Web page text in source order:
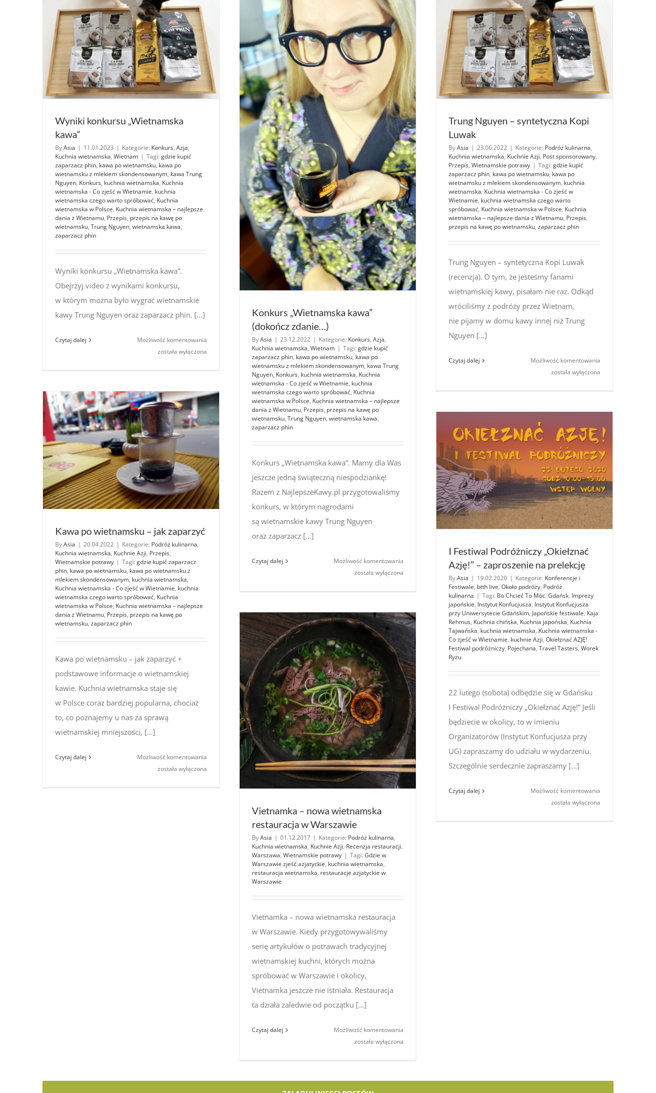
Wyniki konkursu „Wietnamska
kawa”
ByAsia | 11.01.2023 | Kategorie: Konkurs, Azja,
Kuchnia wietnamska, Wietnam | Tagi: gdzie kupić
zaparzacz phin, kawa po wietnamsku, kawa po
wietnamsku z mlekiem skondensowanym, kawa Trung
Nguyen, Konkurs, kuchnia wietnamska, Kuchnia
wietnamska - Co zjeść w Wietnamie, kuchnia
wietnamska czego warto spróbować, Kuchnia
wietnamska w Polsce, Kuchnia wietnamska – najlepsze
dania z Wietnamu, Przepis, przepis na kawę po
wietnamsku, Trung Nguyen, wietnamska kawa,
zaparzacz phin
Wyniki konkursu „Wietnamska kawa”.
Obejrzyj video z wynikami konkursu,
w którym można było wygrać wietnamskie
kawy Trung Nguyen oraz zaparzacz phin. […]
Czytaj dalej Możliwość komentowania
została wyłączona
Konkurs „Wietnamska kawa”
(dokończ zdanie…)
ByAsia | 23.12.2022 | Kategorie: Konkurs, Azja,
Kuchnia wietnamska, Wietnam | Tagi: gdzie kupić
zaparzacz phin, kawa po wietnamsku, kawa po
wietnamsku z mlekiem skondensowanym, kawa Trung
Nguyen, Konkurs, kuchnia wietnamska, Kuchnia
wietnamska - Co zjeść w Wietnamie, kuchnia
wietnamska czego warto spróbować, Kuchnia
wietnamska w Polsce, Kuchnia wietnamska – najlepsze
dania z Wietnamu, Przepis, przepis na kawę po
wietnamsku, Trung Nguyen, wietnamska kawa,
zaparzacz phin
Konkurs „Wietnamska kawa”. Mamy dla Was
jeszcze jedną świąteczną niespodziankę!
Razem z NajlepszeKawy.pl przygotowaliśmy
konkurs, w którym nagrodami
są wietnamskie kawy Trung Nguyen
oraz zaparzacz [...]
Czytaj dalej Możliwość komentowania
została wyłączona
Trung Nguyen – syntetyczna Kopi
Luwak
ByAsia | 23.06.2022 | Kategorie: Podróż kulinarna,
Kuchnia wietnamska, Kuchnie Azji, Post sponsorowany,
Przepis, Wietnamskie potrawy | Tagi: gdzie kupić
zaparzacz phin, kawa po wietnamsku, kawa po
wietnamsku z mlekiem skondensowanym, kuchnia
wietnamska, Kuchnia wietnamska - Co zjeść w
Wietnamie, kuchnia wietnamska czego warto
spróbować, Kuchnia wietnamska w Polsce, Kuchnia
wietnamska – najlepsze dania z Wietnamu, Przepis,
przepis na kawę po wietnamsku, zaparzacz phin
Trung Nguyen – syntetyczna Kopi Luwak
(recenzja). O tym, że jesteśmy fanami
wietnamskiej kawy, pisałam nie raz. Odkąd
wróciliśmy z podróży przez Wietnam,
nie pijamy w domu kawy innej niż Trung
Nguyen [...]
Czytaj dalej Możliwość komentowania
została wyłączona
Kawa po wietnamsku – jak zaparzyć
ByAsia | 20.04.2022 | Kategorie: Podróż kulinarna,
Kuchnia wietnamska, Kuchnie Azji, Przepis,
Wietnamskie potrawy | Tagi: gdzie kupić zaparzacz
phin, kawa po wietnamsku, kawa po wietnamsku z
mlekiem skondensowanym, kuchnia wietnamska,
Kuchnia wietnamska - Co zjeść w Wietnamie, kuchnia
wietnamska czego warto spróbować, Kuchnia
wietnamska w Polsce, Kuchnia wietnamska – najlepsze
dania z Wietnamu, Przepis, przepis na kawę po
wietnamsku, zaparzacz phin
Kawa po wietnamsku – jak zaparzyć +
podstawowe informacje o wietnamskiej
kawie. Kuchnia wietnamska staje się
w Polsce coraz bardziej popularna, chociaż
to, co poznajemy u nas za sprawą
wietnamskiej mniejszości, [...]
Czytaj dalej Możliwość komentowania
po wietnamsku
została wyłączona
I Festiwal Podróżniczy „Okiełznać
Azję!” – zaproszenie na prelekcję
ByAsia | 19.02.2020 | Kategorie: Konferencje i
Festiwale, btth live, Około podróży, Podróż
kulinarna | Tagi: Bo Chcieć To Móc, Gdańsk, Imprezy
japońskie, Instytut Konfucjusza, Instytut Konfucjusza
przy Uniwersytecie Gdańskim, Japońskie festiwale, Kaja
Rehmus, Kuchnia chińska, Kuchnia japońska, Kuchnia
Tajwańska, kuchnia wietnamska, Kuchnia wietnamska -
Co zjeść w Wietnamie, kuchnie Azji, Okiełznać AZJĘ!
Festiwal podróżniczy, Pojechana, Travel Tasters, Worek
Ryżu
22 lutego (sobota) odbędzie się w Gdańsku
I Festiwal Podróżniczy „Okiełznać Azję!” Jeśli
będziecie w okolicy, to w imieniu
Organizatorów (Instytut Konfucjusza przy
UG) zapraszamy do udziału w wydarzeniu.
Szczególnie serdecznie zapraszamy [...]
Czytaj dalej Możliwość komentowania
została wyłączona
Vietnamka – nowa wietnamska
restauracja w Warszawie
ByAsia | 01.12.2017 | Kategorie: Podróż kulinarna,
Kuchnia wietnamska, Kuchnie Azji, Recenzja restauracji,
Warszawa, Wietnamskie potrawy | Tagi: Gdzie w
Warszawie zjeść azjatyckie, kuchnia wietnamska,
restauracja wietnamska, restauracje azjatyckie w
Warszawie
Vietnamka – nowa wietnamska restauracja
w Warszawie. Kiedy przygotowywaliśmy
serię artykułów o potrawach tradycyjnej
wietnamskiej kuchni, których można
spróbować w Warszawie i okolicy,
Vietnamka jeszcze nie istniała. Restauracja
ta działa zaledwie od początku [...]
Czytaj dalej Możliwość komentowania
została wyłączona